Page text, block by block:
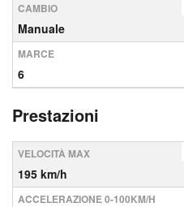
CAMBIO
Manuale
MARCE
6
Prestazioni
VELOCITÀ MAX
195 km/h
ACCELERAZIONE 0-100KM/H